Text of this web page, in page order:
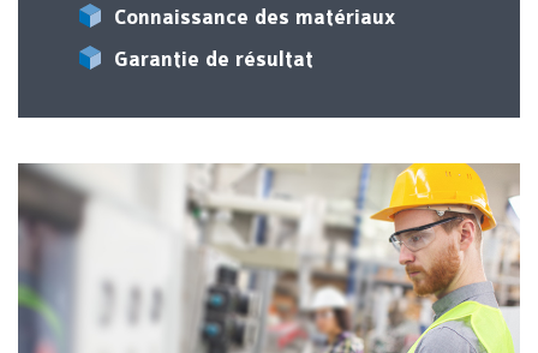
Connaissance des matériaux
Garantie de résultat